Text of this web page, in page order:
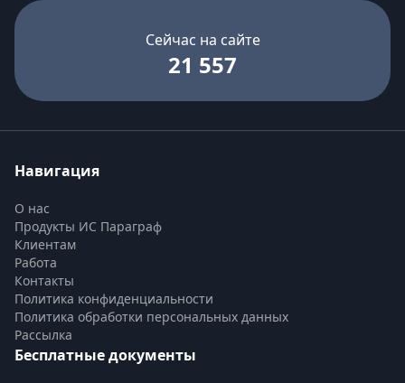
Сейчас на сайте
21 557
Навигация
О нас
Продукты ИС Параграф
Клиентам
Работа
Контакты
Политика конфиденциальности
Политика обработки персональных данных
Рассылка
Бесплатные документы